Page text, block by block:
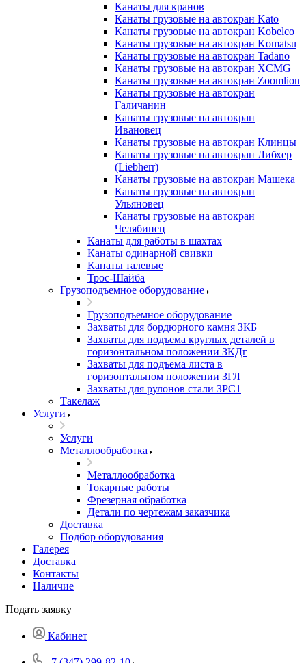
Канаты для кранов
Канаты грузовые на автокран Kato
Канаты грузовые на автокран Kobelco
Канаты грузовые на автокран Komatsu
Канаты грузовые на автокран Tadano
Канаты грузовые на автокран XCMG
Канаты грузовые на автокран Zoomlion
Канаты грузовые на автокран
Галичанин
Канаты грузовые на автокран
Ивановец
Канаты грузовые на автокран Клинцы
Канаты грузовые на автокран Либхер
(Liebherr)
Канаты грузовые на автокран Машека
Канаты грузовые на автокран
Ульяновец
Канаты грузовые на автокран
Челябинец
Канаты для работы в шахтах
Канаты одинарной свивки
Канаты талевые
Трос-Шайба
Грузоподъемное оборудование
Грузоподъемное оборудование
Захваты для бордюрного камня ЗКБ
Захваты для подъема круглых деталей в
горизонтальном положении ЗКДг
Захваты для подъема листа в
горизонтальном положении ЗГЛ
Захваты для рулонов стали ЗРС1
Такелаж
Услуги
Услуги
Металлообработка
Металлообработка
Токарные работы
Фрезерная обработка
Детали по чертежам заказчика
Доставка
Подбор оборудования
Галерея
Доставка
Контакты
Наличие
Подать заявку
Кабинет